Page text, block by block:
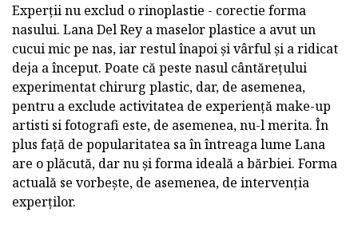
Experții nu exclud o rinoplastie - corectie forma
nasului. Lana Del Rey a maselor plastice a avut un
cucui mic pe nas, iar restul înapoi și vârful și a ridicat
deja a început. Poate că peste nasul cântărețului
experimentat chirurg plastic, dar, de asemenea,
pentru a exclude activitatea de experiență make-up
artisti si fotografi este, de asemenea, nu-l merita. În
plus față de popularitatea sa în întreaga lume Lana
are o plăcută, dar nu și forma ideală a bărbiei. Forma
actuală se vorbește, de asemenea, de intervenția
experților.